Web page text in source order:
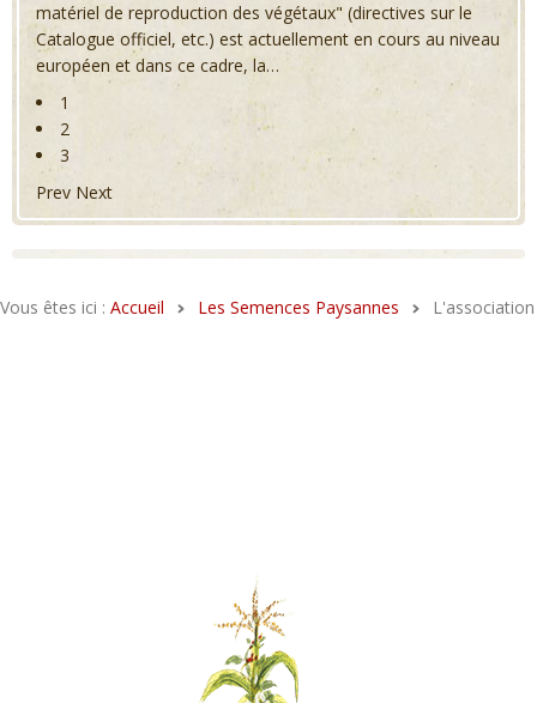
matériel de reproduction des végétaux" (directives sur le
Catalogue officiel, etc.) est actuellement en cours au niveau
européen et dans ce cadre, la…
1
2
3
Prev Next
Vous êtes ici : Accueil Les Semences Paysannes L'association